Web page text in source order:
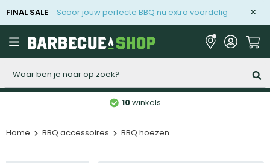
FINAL SALE Scoor jouw perfecte BBQ nu extra voordelig
10winkels
Home BBQ accessoires BBQ hoezen